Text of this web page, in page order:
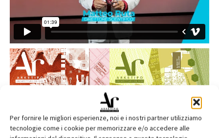
Per fornire le migliori esperienze, noi e i nostri partner utilizziamo
tecnologie come i cookie per memorizzare e/o accedere alle